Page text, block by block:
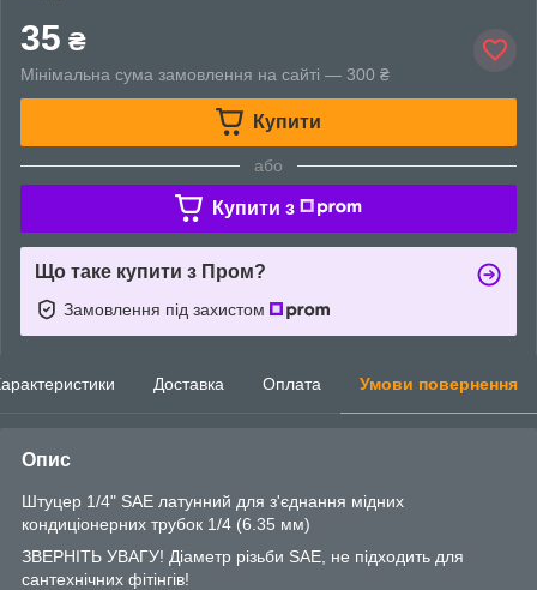
35 ₴
Мінімальна сума замовлення на сайті — 300 ₴
Купити
або
Купити з
Що таке купити з Пром?
Замовлення під захистом
Доставка Оплата Умови повернення
Опис
Штуцер 1/4" SAE латунний для з'єднання мідних
кондиціонерних трубок 1/4 (6.35 мм)
ЗВЕРНІТЬ УВАГУ! Діаметр різьби SAE, не підходить для
сантехнічних фітінгів!